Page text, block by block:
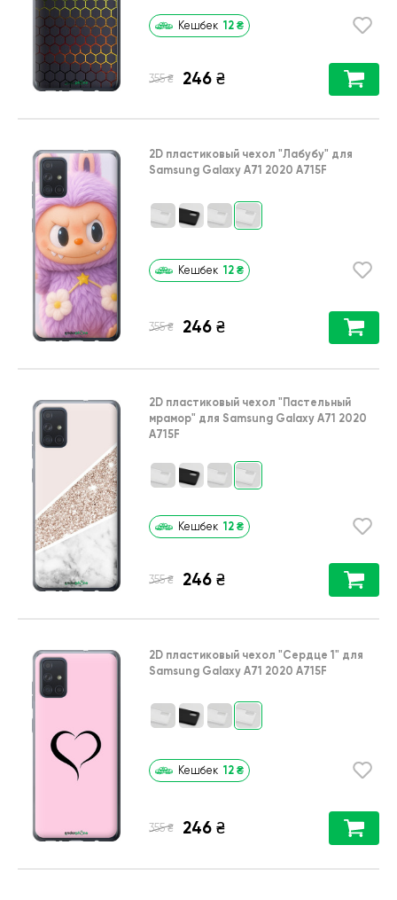
Кешбек 12 ₴
355 ₴ 246 ₴
2D пластиковый чехол "Лабубу" для
Samsung Galaxy A71 2020 A715F
Кешбек 12 ₴
355 ₴ 246 ₴
2D пластиковый чехол "Пастельный
мрамор" для Samsung Galaxy A71 2020
A715F
Кешбек 12 ₴
355 ₴ 246 ₴
2D пластиковый чехол "Сердце 1" для
Samsung Galaxy A71 2020 A715F
Кешбек 12 ₴
355 ₴ 246 ₴